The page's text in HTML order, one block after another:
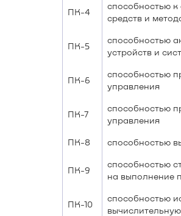
ПК-4
способностью
средств и
ПК-5
способностью
устройств и
ПК-6
способностью
управления
ПК-7
способностью
управления
ПК-8 способностью
ПК-9
способностью
на выполнение
ПК-10
способностью